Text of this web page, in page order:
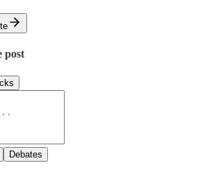
post
Debates